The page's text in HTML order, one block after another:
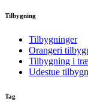
Tilbygning
Tilbygninger
Orangeri
Tilbygning i træ
Udestue
Tag